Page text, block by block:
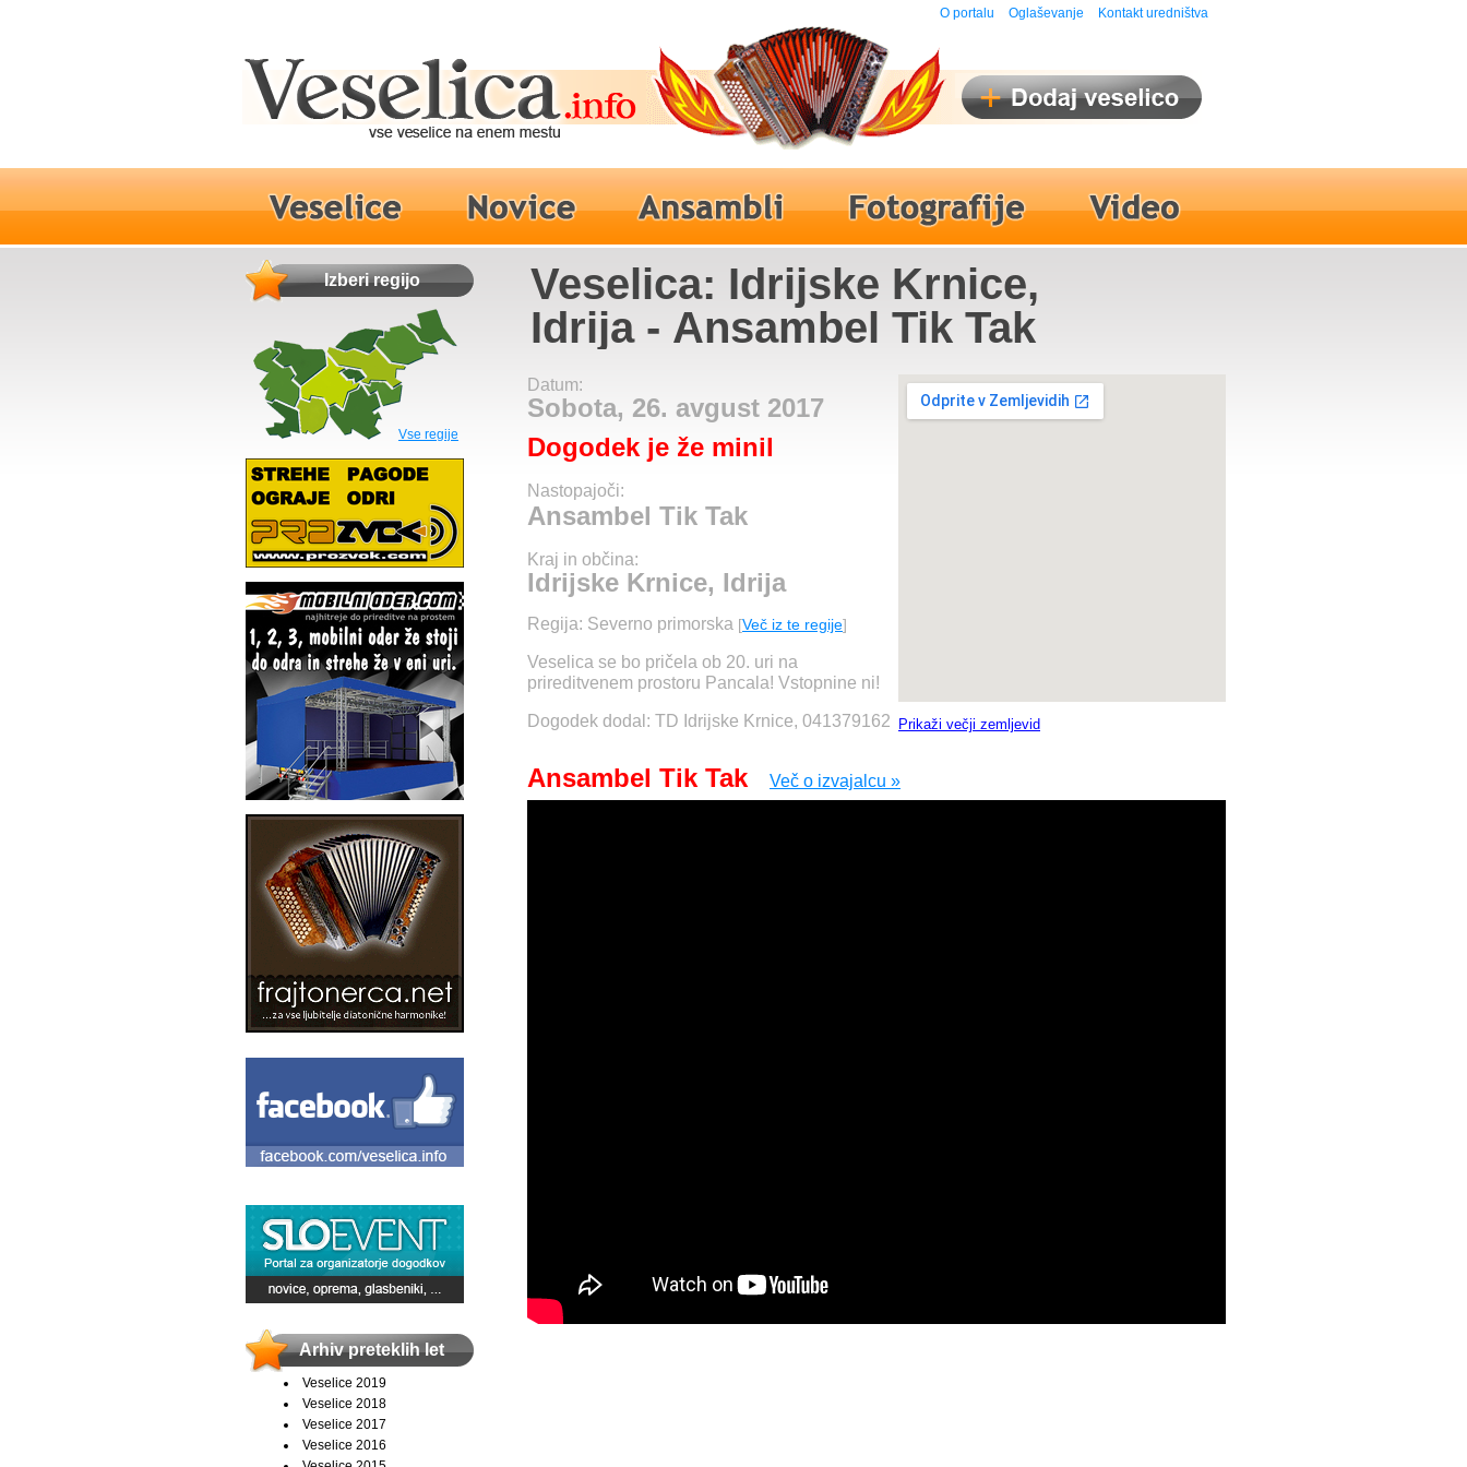
O portalu Oglaševanje Kontakt uredništva
Izberi regijo
Vse regije
Arhiv preteklih let
Veselice 2019
Veselice 2018
Veselice 2017
Veselice 2016
Veselica: Idrijske Krnice,
Idrija - Ansambel Tik Tak
Prikaži večji zemljevid
Datum:
Sobota, 26. avgust 2017
Dogodek je že minil
Nastopajoči:
Ansambel Tik Tak
Kraj in občina:
Idrijske Krnice, Idrija
Regija: Severno primorska [Več iz te regije]
Veselica se bo pričela ob 20. uri na
prireditvenem prostoru Pancala! Vstopnine ni!
Dogodek dodal: TD Idrijske Krnice, 041379162
Ansambel Tik Tak Več o izvajalcu »